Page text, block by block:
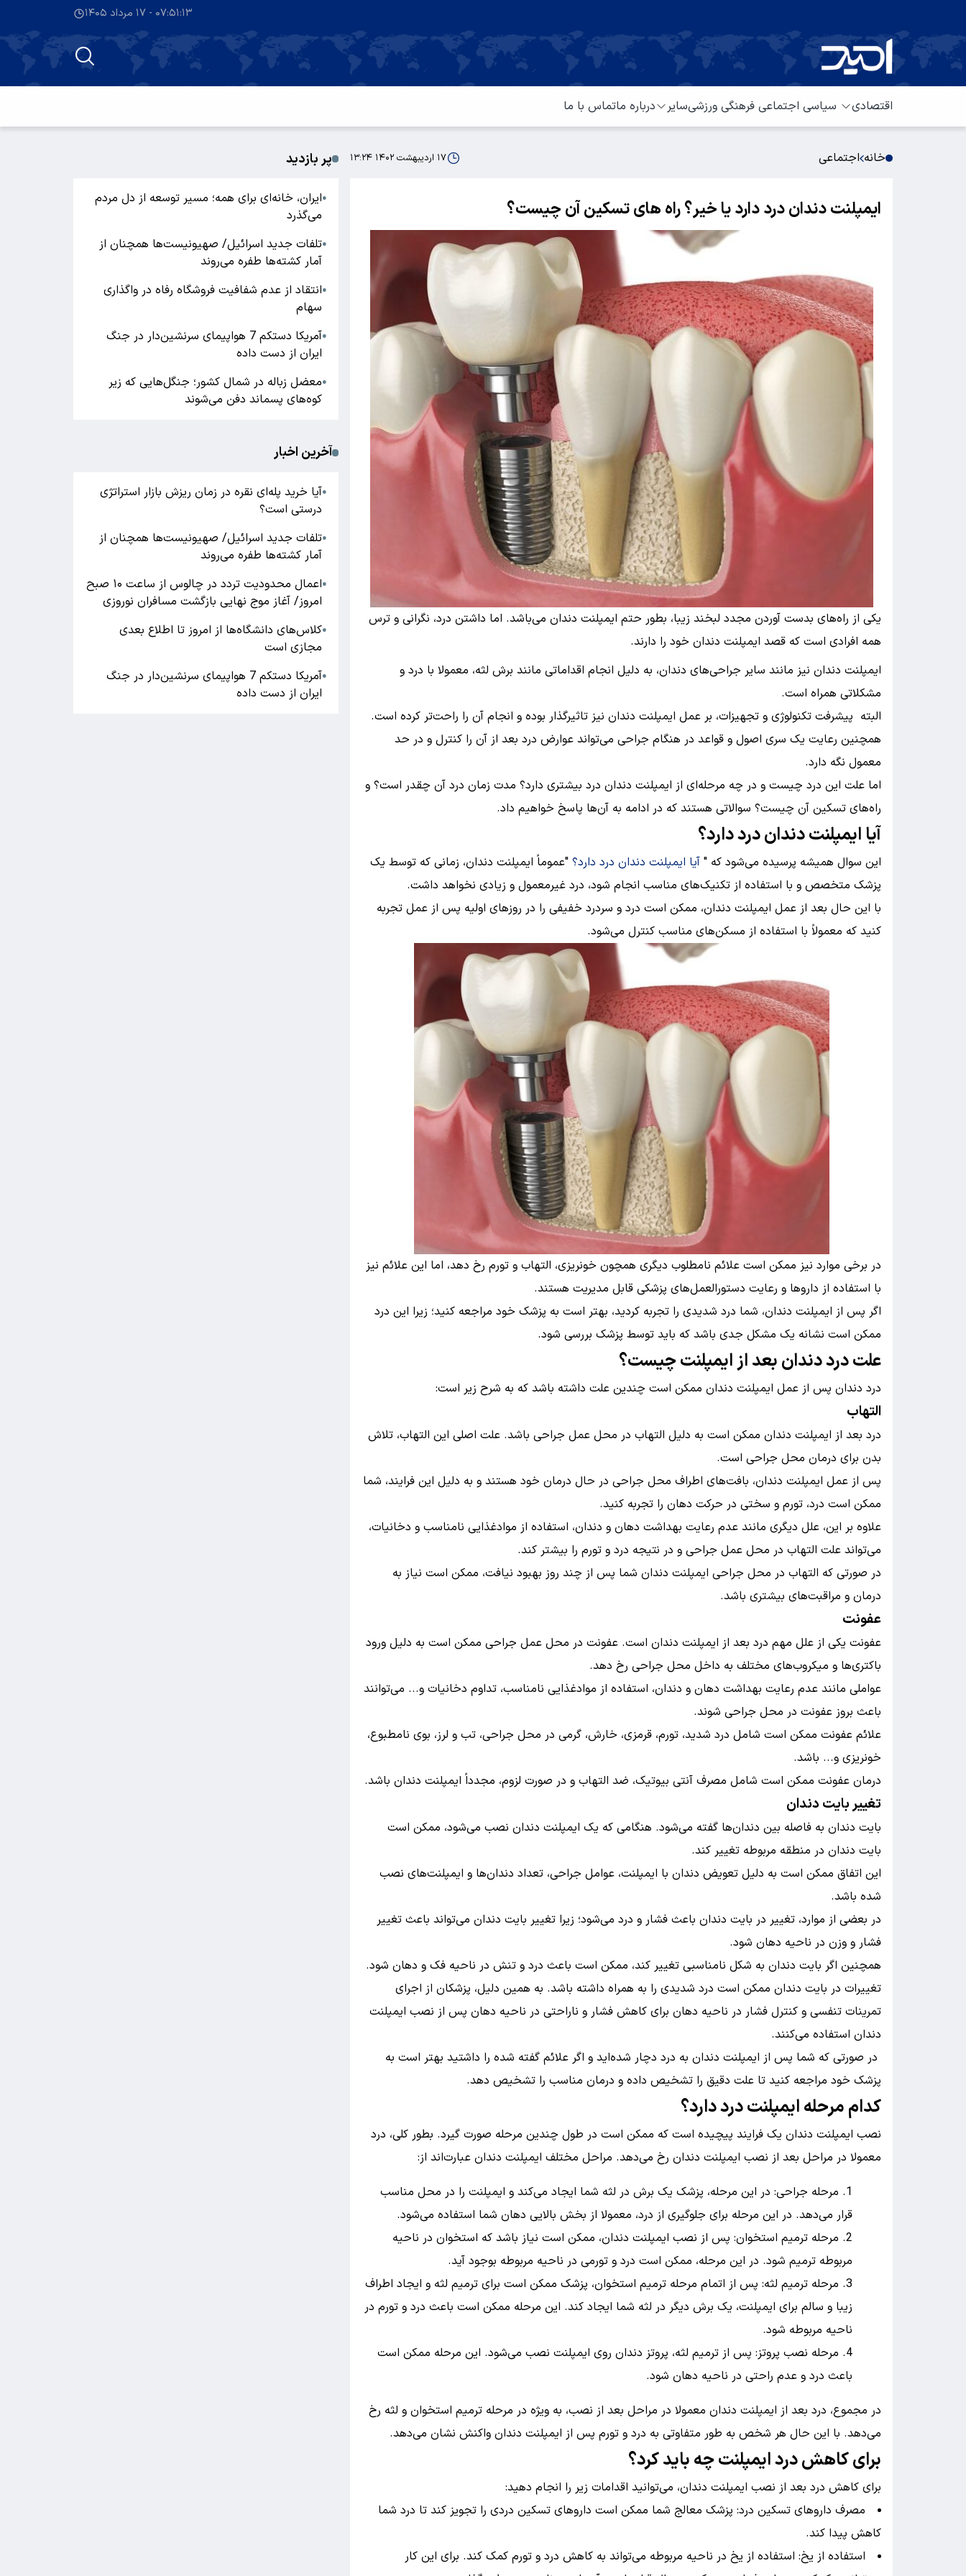
۰۷:۵۱:۱۴ - ۱۷ مرداد ۱۴۰۵
اقتصادی سیاسی اجتماعی فرهنگی ورزشیسایر درباره ماتماس با ما
خانه اجتماعی ۱۷ اردیبهشت ۱۴۰۲ ۱۳:۲۴
ایمپلنت دندان درد دارد یا خیر؟ راه های تسکین آن چیست؟
یکی از راه‌های بدست آوردن مجدد لبخند زیبا، بطور حتم ایمپلنت دندان می‌باشد. اما داشتن درد، نگرانی و ترس
‌همه‌ افرادی است که قصد ایمپلنت دندان خود را دارند.
ایمپلنت دندان نیز مانند سایر جراحی‌های دندان، به دلیل انجام اقداماتی مانند برش لثه، معمولا با درد و
مشکلاتی همراه است.
البته پیشرفت تکنولوژی و تجهیزات، بر عمل ایمپلنت دندان نیز تاثیرگذار بوده و انجام آن را راحت‌تر کرده است.
همچنین رعایت یک سری اصول و قواعد در هنگام جراحی می‌تواند عوارض درد بعد از آن را کنترل و در حد
معمول نگه دارد.
اما علت این درد چیست و در چه مرحله‌ای از ایمپلنت دندان درد بیشتری دارد؟ مدت زمان درد آن چقدر است؟ و
راه‌های تسکین آن چیست؟ سوالاتی هستند که در ادامه به آن‌ها پاسخ خواهیم داد.
آیا ایمپلنت دندان درد دارد؟
این سوال همیشه پرسیده می‌شود که " آیا ایمپلنت دندان درد دارد؟ "عموماً ایمپلنت دندان، زمانی که توسط یک
پزشک متخصص و با استفاده از تکنیک‌های مناسب انجام شود، درد غیرمعمول و زیادی نخواهد داشت.
با این حال بعد از عمل ایمپلنت دندان، ممکن است درد و سردرد خفیفی را در روزهای اولیه پس از عمل تجربه
کنید که معمولاً با استفاده از مسکن‌های مناسب کنترل می‌شود.
در برخی موارد نیز ممکن است علائم نامطلوب دیگری همچون خونریزی، التهاب و تورم رخ دهد، اما این علائم نیز
با استفاده از داروها و رعایت دستورالعمل‌های پزشکی قابل مدیریت هستند.
اگر پس از ایمپلنت دندان، شما درد شدیدی را تجربه کردید، بهتر است به پزشک خود مراجعه کنید؛ زیرا این درد
ممکن است نشانه یک مشکل جدی باشد که باید توسط پزشک بررسی شود.
علت درد دندان بعد از ایمپلنت چیست؟
درد دندان پس از عمل ایمپلنت دندان ممکن است چندین علت داشته باشد که به شرح زیر است:
التهاب
درد بعد از ایمپلنت دندان ممکن است به دلیل التهاب در محل عمل جراحی باشد. علت اصلی این التهاب، تلاش
بدن برای درمان محل جراحی است.
پس از عمل ایمپلنت دندان، بافت‌های اطراف محل جراحی در حال درمان خود هستند و به دلیل این فرایند، شما
ممکن است درد، تورم و سختی در حرکت دهان را تجربه کنید.
علاوه بر این، علل دیگری مانند عدم رعایت بهداشت دهان و دندان، استفاده از موادغذایی نامناسب و دخانیات،
می‌تواند علت التهاب در محل عمل جراحی و در نتیجه درد و تورم را بیشتر کند.
در صورتی که التهاب در محل جراحی ایمپلنت دندان شما پس از چند روز بهبود نیافت، ممکن است نیاز به
درمان و مراقبت‌های بیشتری باشد.
عفونت
عفونت یکی از علل مهم درد بعد از ایمپلنت دندان است. عفونت در محل عمل جراحی ممکن است به دلیل ورود
باکتری‌ها و میکروب‌های مختلف به داخل محل جراحی رخ دهد.
عواملی مانند عدم رعایت بهداشت دهان و دندان، استفاده از موادغذایی نامناسب، تداوم دخانیات و... می‌توانند
باعث بروز عفونت در محل جراحی شوند.
علائم عفونت ممکن است شامل درد شدید، تورم، قرمزی، خارش، گرمی در محل جراحی، تب و لرز، بوی نامطبوع،
خونریزی و... باشد.
درمان عفونت ممکن است شامل مصرف آنتی بیوتیک، ضد التهاب و در صورت لزوم، مجدداً ایمپلنت دندان باشد.
تغییر بایت دندان
بایت دندان به فاصله بین دندان‌ها گفته می‌شود. هنگامی که یک ایمپلنت دندان نصب می‌شود، ممکن است
بایت دندان در منطقه مربوطه تغییر کند.
این اتفاق ممکن است به دلیل تعویض دندان با ایمپلنت، عوامل جراحی، تعداد دندان‌ها و ایمپلنت‌های نصب
شده باشد.
در بعضی از موارد، تغییر در بایت دندان باعث فشار و درد می‌شود؛ زیرا تغییر بایت دندان می‌تواند باعث تغییر
فشار و وزن در ناحیه دهان شود.
همچنین اگر بایت دندان به شکل نامناسبی تغییر کند، ممکن است باعث درد و تنش در ناحیه فک و دهان شود.
تغییرات در بایت دندان ممکن است درد شدیدی را به همراه داشته باشد. به همین دلیل، پزشکان از اجرای
تمرینات تنفسی و کنترل فشار در ناحیه دهان برای کاهش فشار و ناراحتی در ناحیه دهان پس از نصب ایمپلنت
دندان استفاده می‌کنند.
در صورتی که شما پس از ایمپلنت دندان به درد دچار شده‌اید و اگر علائم گفته شده را داشتید بهتر است به
پزشک خود مراجعه کنید تا علت دقیق را تشخیص داده و درمان مناسب را تشخیص دهد.
کدام مرحله‌ ایمپلنت درد دارد؟
نصب ایمپلنت دندان یک فرایند پیچیده است که ممکن است در طول چندین مرحله صورت گیرد. بطور کلی، درد
معمولا در مراحل بعد از نصب ایمپلنت دندان رخ می‌دهد. مراحل مختلف ایمپلنت دندان عبارت‌اند از:
مرحله جراحی: در این مرحله، پزشک یک برش در لثه شما ایجاد می‌کند و ایمپلنت را در محل مناسب
قرار می‌دهد. در این مرحله برای جلوگیری از درد، معمولا از بخش بالایی دهان شما استفاده می‌شود.
مرحله ترمیم استخوان: پس از نصب ایمپلنت دندان، ممکن است نیاز باشد که استخوان در ناحیه
مربوطه ترمیم شود. در این مرحله، ممکن است درد و تورمی در ناحیه مربوطه بوجود آید.
مرحله ترمیم لثه: پس از اتمام مرحله ترمیم استخوان، پزشک ممکن است برای ترمیم لثه و ایجاد اطراف
زیبا و سالم برای ایمپلنت، یک برش دیگر در لثه شما ایجاد کند. این مرحله ممکن است باعث درد و تورم در
ناحیه مربوطه شود.
مرحله نصب پروتز: پس از ترمیم لثه، پروتز دندان روی ایمپلنت نصب می‌شود. این مرحله ممکن است
باعث درد و عدم راحتی در ناحیه دهان شود.
در مجموع، درد بعد از ایمپلنت دندان معمولا در مراحل بعد از نصب، به ویژه در مرحله ترمیم استخوان و لثه رخ
می‌دهد. با این حال هر شخص به طور متفاوتی به درد و تورم پس از ایمپلنت دندان واکنش نشان می‌دهد.
برای کاهش درد ایمپلنت چه باید کرد؟
برای کاهش درد بعد از نصب ایمپلنت دندان، می‌توانید اقدامات زیر را انجام دهید:
مصرف داروهای تسکین درد: پزشک معالج شما ممکن است داروهای تسکین دردی را تجویز کند تا درد شما
کاهش پیدا کند.
استفاده از یخ: استفاده از یخ در ناحیه مربوطه می‌تواند به کاهش درد و تورم کمک کند. برای این کار
پر بازدید
●ایران، خانه‌ای برای همه؛ مسیر توسعه از دل مردم
می‌گذرد
●تلفات جدید اسرائیل/ صهیونیست‌ها همچنان از
آمار کشته‌ها طفره می‌روند
●انتقاد از عدم شفافیت فروشگاه رفاه در واگذاری
سهام
●
آمریکا دستکم 7 هواپیمای سرنشین‌دار در جنگ
ایران از دست داده
●معضل زباله در شمال کشور؛ جنگل‌هایی که زیر
کوه‌های پسماند دفن می‌شوند
آخرین اخبار
●آیا خرید پله‌ای نقره در زمان ریزش بازار استراتژی
درستی است؟
●تلفات جدید اسرائیل/ صهیونیست‌ها همچنان از
آمار کشته‌ها طفره می‌روند
●
اعمال محدودیت تردد در چالوس از ساعت ۱۰ صبح
امروز/ آغاز موج نهایی بازگشت مسافران نوروزی
●کلاس‌های دانشگاه‌ها از امروز تا اطلاع بعدی
مجازی است
●
آمریکا دستکم 7 هواپیمای سرنشین‌دار در جنگ
ایران از دست داده